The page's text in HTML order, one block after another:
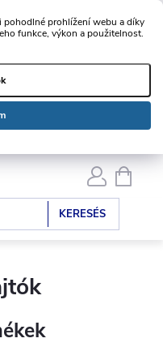
pohodlné prohlížení webu a díky
funkce, výkon a použitelnost.
KERESÉS